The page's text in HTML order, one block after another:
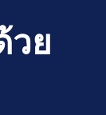
วย